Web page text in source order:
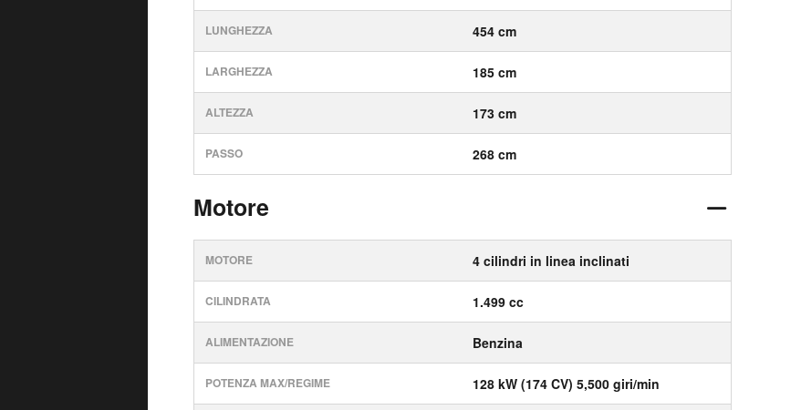
LUNGHEZZA 454 cm
LARGHEZZA 185 cm
ALTEZZA 173 cm
PASSO 268 cm
Motore
MOTORE 4 cilindri in linea inclinati
CILINDRATA 1.499 cc
ALIMENTAZIONE Benzina
POTENZA MAX/REGIME 128 kW (174 CV) 5,500 giri/min